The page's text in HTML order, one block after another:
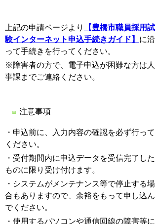
上記の申請ページより
【豊橋市職員採用試
験インターネット申込手続きガイド】 に沿
って手続きを行ってください。
※障害者の方で、電子申込が困難な方は人
事課までご連絡ください。
注意事項
・申込前に、入力内容の確認を必ず行って
ください。
・受付期間内に申込データを受信完了した
ものに限り受け付けます。
・システムがメンテナンス等で停止する場
合もありますので、余裕をもって申し込ん
でください。
・使用するパソコンや通信回線の障害等に